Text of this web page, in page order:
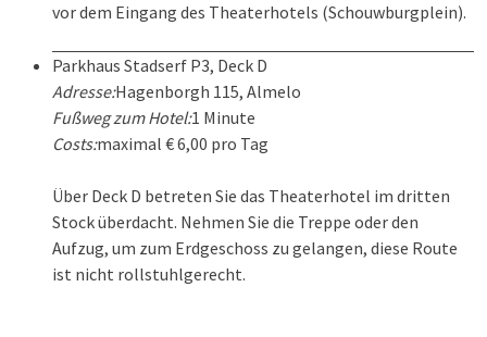
vor dem Eingang des Theaterhotels (Schouwburgplein).
Parkhaus Stadserf P3, Deck D
Adresse:Hagenborgh 115, Almelo
Fußweg zum Hotel:1 Minute
Costs:maximal € 6,00 pro Tag
Über Deck D betreten Sie das Theaterhotel im dritten
Stock überdacht. Nehmen Sie die Treppe oder den
Aufzug, um zum Erdgeschoss zu gelangen, diese Route
ist nicht rollstuhlgerecht.